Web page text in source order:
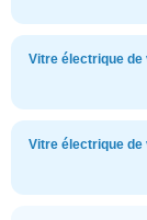
Vitre électrique
Vitre électrique